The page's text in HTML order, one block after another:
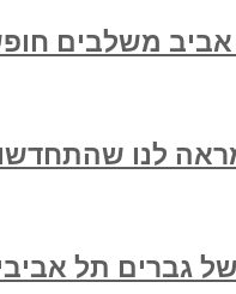
אביב משלבים
לנו שהתחדשות
של גברים תל